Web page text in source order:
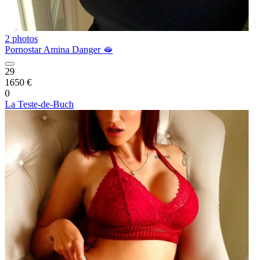
2 photos
Pornostar Amina Danger 🫦
29
1650 €
0
La Teste-de-Buch